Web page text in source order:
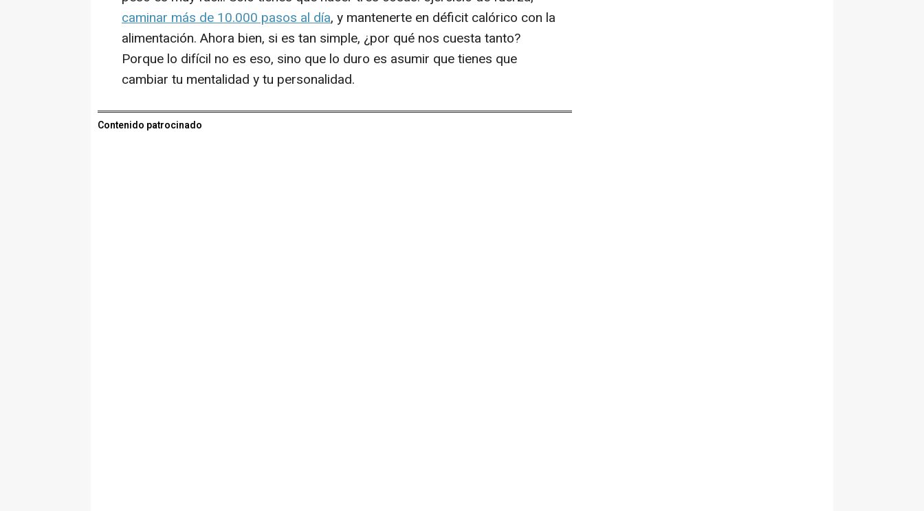
caminar más de 10.000 pasos al día, y mantenerte en déficit calórico con la
alimentación. Ahora bien, si es tan simple, ¿por qué nos cuesta tanto?
Porque lo difícil no es eso, sino que lo duro es asumir que tienes que
cambiar tu mentalidad y tu personalidad.
Contenido patrocinado